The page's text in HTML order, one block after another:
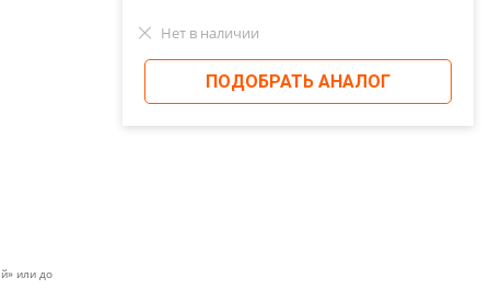
или до
Нет в наличии
ПОДОБРАТЬ АНАЛОГ